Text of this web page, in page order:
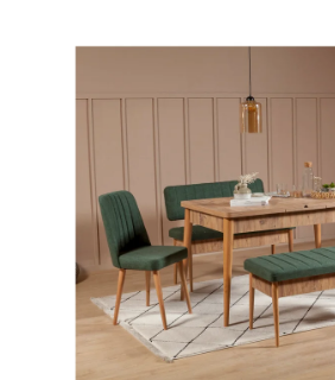
PRACOVŇA / KANCELÁRIA
KÚPEĽŇA
DETSKÉ A ŠTUDENTSKÉ